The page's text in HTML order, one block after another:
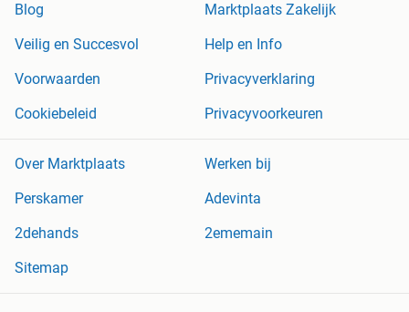
Blog
Marktplaats Zakelijk
Veilig en Succesvol
Help en Info
Voorwaarden
Privacyverklaring
Cookiebeleid
Privacyvoorkeuren
Over Marktplaats
Werken bij
Perskamer
Adevinta
2dehands
2ememain
Sitemap